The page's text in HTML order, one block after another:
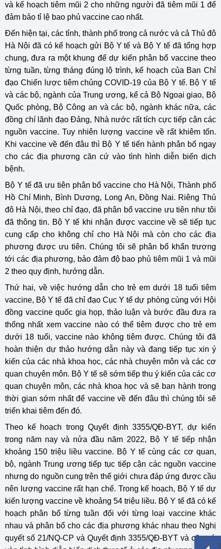
và kế hoạch tiêm mũi 2 cho những người đã tiêm mũi 1 để
đảm bảo tỉ lệ bao phủ vaccine cao nhất.
Đến hiện tại, các tỉnh, thành phố trong cả nước và cả Thủ đô
Hà Nội đã có kế hoạch gửi Bộ Y tế và Bộ Y tế đã tổng hợp
chung, đưa ra một khung để dự kiến phân bổ vaccine theo
từng tuần, từng tháng đúng lộ trình, kế hoạch của Ban Chỉ
đạo Chiến lược tiêm chủng COVID-19 của Bộ Y tế. Bộ Y tế
và các bộ, ngành của Trung ương, kể cả Bộ Ngoại giao, Bộ
Quốc phòng, Bộ Công an và các bộ, ngành khác nữa, các
đồng chí lãnh đạo Đảng, Nhà nước rất tích cực tiếp cận các
nguồn vaccine. Tuy nhiên lượng vaccine về rất khiêm tốn.
Khi vaccine về đến đâu thì Bộ Y tế tiến hành phân bổ ngay
cho các địa phương căn cứ vào tình hình diễn biến dịch
bệnh.
Bộ Y tế đã ưu tiên phân bổ vaccine cho Hà Nội, Thành phố
Hồ Chí Minh, Bình Dương, Long An, Đồng Nai. Riêng Thủ
đô Hà Nội, theo chỉ đạo, đã phân bổ vaccine ưu tiên như tôi
đã thông tin. Bộ Y tế khi nhận được vaccine về sẽ tiếp tục
cung cấp cho không chỉ cho Hà Nội mà còn cho các địa
phương được ưu tiên. Chúng tôi sẽ phân bổ khẩn trương
tới các địa phương, bảo đảm độ bao phủ tiêm mũi 1 và mũi
2 theo quy định, hướng dẫn.
Thứ hai, về việc hướng dẫn cho trẻ em dưới 18 tuổi tiêm
vaccine, Bộ Y tế đã chỉ đạo Cục Y tế dự phòng cùng với Hội
đồng vaccine quốc gia họp, thảo luận và bước đầu đưa ra
thống nhất xem vaccine nào có thể tiêm được cho trẻ em
dưới 18 tuổi, vaccine nào không tiêm được. Chúng tôi đã
hoàn thiện dự thảo hướng dẫn này và đang tiếp tục xin ý
kiến của các nhà khoa học, các nhà chuyên môn và các cơ
quan chuyên môn. Bộ Y tế sẽ sớm tiếp thu ý kiến của các cơ
quan chuyên môn, các nhà khoa học và sẽ ban hành trong
thời gian sớm nhất để vaccine về đến đâu thì chúng tôi sẽ
triển khai tiêm đến đó.
Theo kế hoạch trong Quyết định 3355/QĐ-BYT, dự kiến
trong năm nay và nửa đầu năm 2022, Bộ Y tế tiếp nhận
khoảng 150 triệu liều vaccine. Bộ Y tế cùng các cơ quan,
bộ, ngành Trung ương tiếp tục tiếp cận các nguồn vaccine
nhưng do nguồn cung trên thế giới chưa đáp ứng được cầu
nên lượng vaccine rất hạn chế. Trong kế hoạch, Bộ Y tế dự
kiến lượng vaccine về khoảng 54 triệu liều. Bộ Y tế đã có kế
hoạch phân bổ từng tuần đối với từng loại vaccine khác
nhau và phân bổ cho các địa phương khác nhau theo Nghị
quyết số 21/NQ-CP và Quyết định 3355/QĐ-BYT và căn cứ